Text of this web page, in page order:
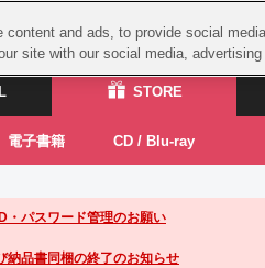
STORE
STORE
ASOBI STORE
電子書籍 CD / Blu-ray
シリーズ
ントグッズ
・ホビー
・パスワード管理のお願い
納品書同梱の終了のお知らせ
content and ads, to provide social
site with our social media,